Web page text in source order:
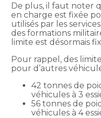
De plus, il faut noter
en charge est fixée
utilisés par les
des formations
limite est désormais
Pour rappel, des
pour d’autres
42 tonnes de
véhicules à 3
56 tonnes de
véhicules à 4